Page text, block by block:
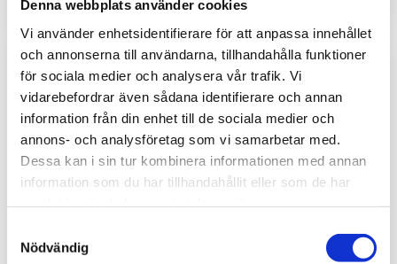
Denna webbplats använder cookies
Vi använder enhetsidentifierare för att anpassa innehållet
och annonserna till användarna, tillhandahålla funktioner
för sociala medier och analysera vår trafik. Vi
vidarebefordrar även sådana identifierare och annan
information från din enhet till de sociala medier och
annons- och analysföretag som vi samarbetar med.
Dessa kan i sin tur kombinera informationen med annan
information som du har tillhandahållit eller som de har
Nödvändig